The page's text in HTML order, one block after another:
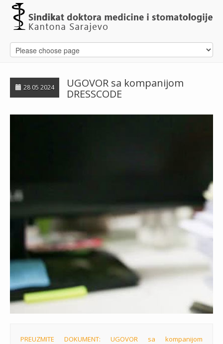
28 05 2024
UGOVOR sa kompanijom
DRESSCODE
PREUZMITE DOKUMENT: UGOVOR sa kompanijom